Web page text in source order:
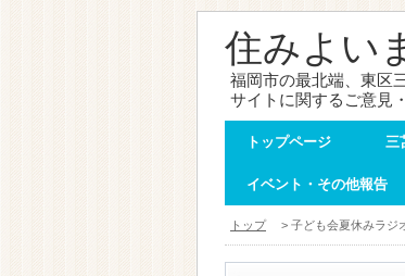
住みよい
福岡市の最北端、東区
サイトに関するご意見
トップページ 三
イベント・その他報告
トップ > 子ども会夏休みラジ